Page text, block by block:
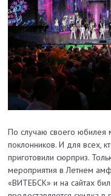
По случаю своего юбилея
поклонников. И для всех,
приготовили сюрприз.
мероприятия в Летнем
«ВИТЕБСК» и на сайтах